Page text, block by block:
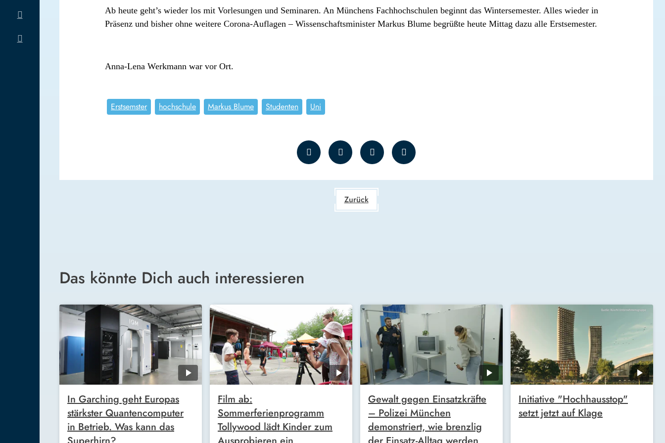
Ab heute geht’s wieder los mit Vorlesungen und Seminaren. An Münchens Fachhochschulen beginnt das Wintersemester. Alles wieder in
Präsenz und bisher ohne weitere Corona-Auflagen – Wissenschaftsminister Markus Blume begrüßte heute Mittag dazu alle Erstsemester.
Anna-Lena Werkmann war vor Ort.
Erstsemster hochschule Markus Blume Studenten Uni
Zurück
Das könnte Dich auch interessieren
In Garching geht Europas
stärkster Quantencomputer
in Betrieb. Was kann das
Film ab:
Sommerferienprogramm
Tollywood lädt Kinder zum
Gewalt gegen Einsatzkräfte
– Polizei München
demonstriert, wie brenzlig
Initiative "Hochhausstop"
setzt jetzt auf Klage